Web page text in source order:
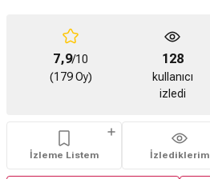
7,9/10
(179 Oy)
128
kullanıcı
izledi
İzleme Listem İzlediklerim